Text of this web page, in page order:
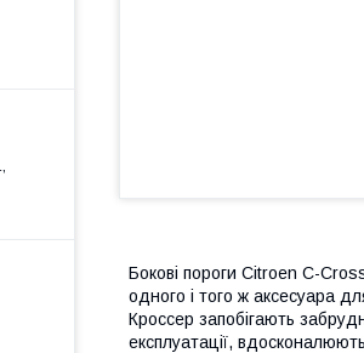
Бокові пороги Citroen C-
одного і того ж аксесуара
Кроссер запобігають
експлуатації,